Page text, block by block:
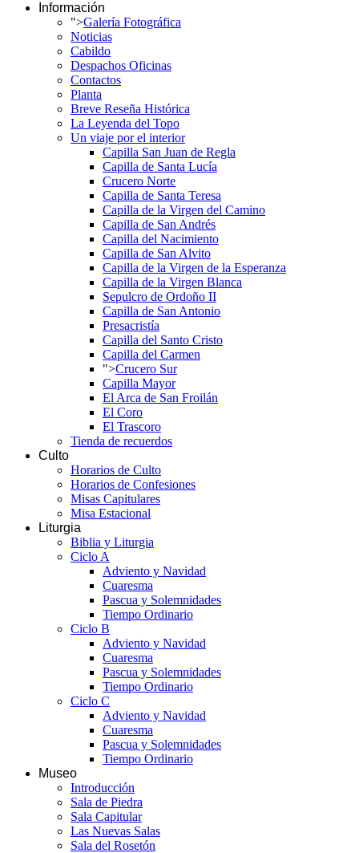
Información
">Galería Fotográfica
Noticias
Cabildo
Despachos Oficinas
Contactos
Planta
Breve Reseña Histórica
La Leyenda del Topo
Un viaje por el interior
Capilla San Juan de Regla
Capilla de Santa Lucía
Crucero Norte
Capilla de Santa Teresa
Capilla de la Virgen del Camino
Capilla de San Andrés
Capilla del Nacimiento
Capilla de San Alvito
Capilla de la Virgen de la Esperanza
Capilla de la Virgen Blanca
Sepulcro de Ordoño II
Capilla de San Antonio
Presacristía
Capilla del Santo Cristo
Capilla del Carmen
">Crucero Sur
Capilla Mayor
El Arca de San Froilán
El Coro
El Trascoro
Tienda de recuerdos
Culto
Horarios de Culto
Horarios de Confesiones
Misas Capitulares
Misa Estacional
Liturgia
Biblia y Liturgia
Ciclo A
Adviento y Navidad
Cuaresma
Pascua y Solemnidades
Tiempo Ordinario
Ciclo B
Adviento y Navidad
Cuaresma
Pascua y Solemnidades
Tiempo Ordinario
Ciclo C
Adviento y Navidad
Cuaresma
Pascua y Solemnidades
Tiempo Ordinario
Museo
Introducción
Sala de Piedra
Sala Capitular
Las Nuevas Salas
Sala del Rosetón